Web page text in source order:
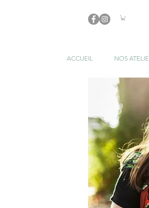
ACCUEIL NOS